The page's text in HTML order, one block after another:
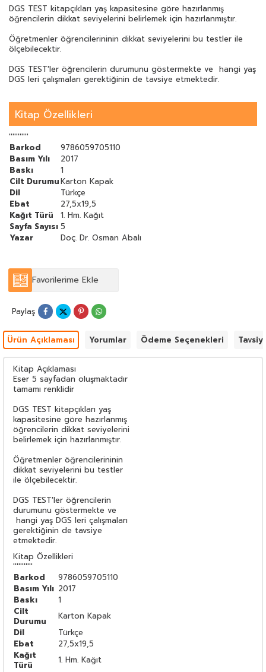
DGS TEST kitapçıkları yaş kapasitesine göre hazırlanmış
öğrencilerin dikkat seviyelerini belirlemek için hazırlanmıştır.
Öğretmenler öğrencilerininin dikkat seviyelerini bu testler ile
ölçebilecektir.
DGS TEST'ler öğrencilerin durumunu göstermekte ve hangi yaş
DGS leri çalışmaları gerektiğinin de tavsiye etmektedir.
Kitap Özellikleri
'''''''''''
Barkod
9786059705110
Basım Yılı
2017
Baskı
1
Cilt DurumuKarton Kapak
Dil
Türkçe
Ebat
27,5x19,5
Kağıt Türü
1. Hm. Kağıt
Sayfa Sayısı 5
Yazar
Doç. Dr. Osman Abalı
Favorilerime Ekle
Paylaş
Ürün Açıklaması Yorumlar Ödeme Seçenekleri
Kitap Açıklaması
Eser 5 sayfadan oluşmaktadır
tamamı renklidir
DGS TEST kitapçıkları yaş
kapasitesine göre hazırlanmış
öğrencilerin dikkat seviyelerini
belirlemek için hazırlanmıştır.
Öğretmenler öğrencilerininin
dikkat seviyelerini bu testler
ile ölçebilecektir.
DGS TEST'ler öğrencilerin
durumunu göstermekte ve
hangi yaş DGS leri çalışmaları
gerektiğinin de tavsiye
etmektedir.
Kitap Özellikleri
'''''''''''
Barkod
9786059705110
Basım Yılı 2017
Baskı
1
Cilt
Durumu
Karton Kapak
Dil
Türkçe
Ebat
27,5x19,5
Kağıt
Türü
1. Hm. Kağıt